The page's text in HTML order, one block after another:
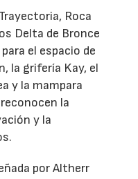
Roca
Delta de Bronce
el espacio de
la grifería Kay, el
y la mampara
la
y la
por Altherr